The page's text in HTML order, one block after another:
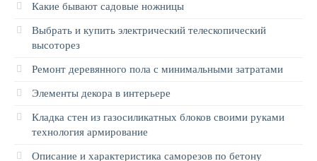
Какие бывают садовые ножницы
Выбрать и купить электрический телескопический
высоторез
Ремонт деревянного пола с минимальными затратами
Элементы декора в интерьере
Кладка стен из газосиликатных блоков своими руками
технология армирование
Описание и характеристика саморезов по бетону